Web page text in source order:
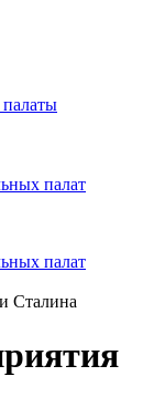
палаты
палат
палат
Сталина